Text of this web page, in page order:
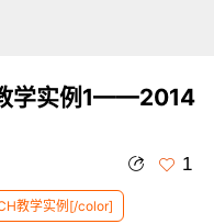
学实例1——2014
1
教学实例[/color]